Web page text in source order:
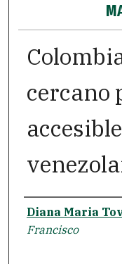
cercano
Author
Diana Maria
Francisco